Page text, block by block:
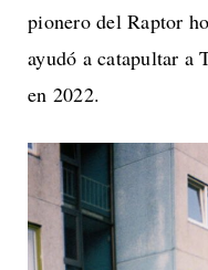
pionero del Raptor
ayudó a catapultar a
en 2022.